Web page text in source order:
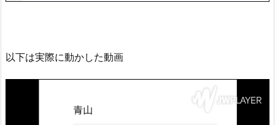
以下は実際に動かした動画